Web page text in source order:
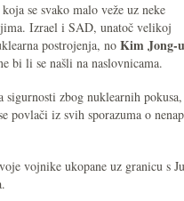
se svako malo veže uz neke
Izrael i SAD, unatoč velikoj
postrojenja, no Kim Jong-
bi li se našli na naslovnicama.
zbog nuklearnih pokusa,
povlači iz svih sporazuma o
vojnike ukopane uz granicu s